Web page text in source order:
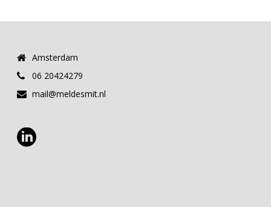
Amsterdam
06 20424279
mail@meldesmit.nl